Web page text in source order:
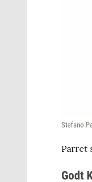
Stefano
Parret
Godt